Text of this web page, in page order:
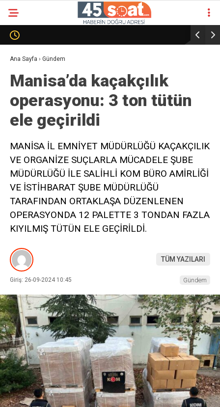
Ana Sayfa › Gündem
Manisa’da kaçakçılık
operasyonu: 3 ton tütün
ele geçirildi
MANİSA İL EMNİYET MÜDÜRLÜĞÜ KAÇAKÇILIK
VE ORGANİZE SUÇLARLA MÜCADELE ŞUBE
MÜDÜRLÜĞÜ İLE SALİHLİ KOM BÜRO AMİRLİĞİ
VE İSTİHBARAT ŞUBE MÜDÜRLÜĞÜ
TARAFINDAN ORTAKLAŞA DÜZENLENEN
OPERASYONDA 12 PALETTE 3 TONDAN FAZLA
KIYILMIŞ TÜTÜN ELE GEÇİRİLDİ.
TÜM YAZILARI
Giriş: 26-09-2024 10:45 Gündem